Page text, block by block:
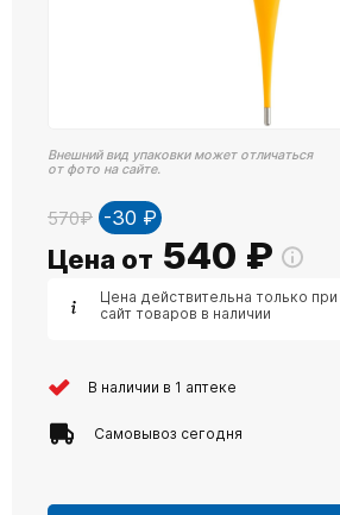
Внешний вид упаковки может отличаться
от фото на сайте.
570₽ -30 ₽
Цена от 540 ₽
Цена действительна только при
сайт товаров в наличии
В наличии в 1 аптеке
Самовывоз сегодня